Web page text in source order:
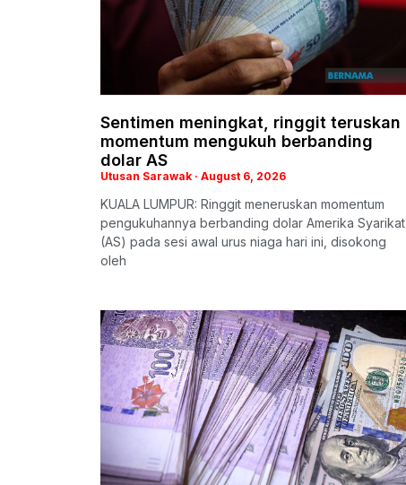
Sentimen meningkat, ringgit teruskan
momentum mengukuh berbanding
dolar AS
Utusan Sarawak August 6, 2026
KUALA LUMPUR: Ringgit meneruskan momentum
pengukuhannya berbanding dolar Amerika Syarikat
(AS) pada sesi awal urus niaga hari ini, disokong
oleh